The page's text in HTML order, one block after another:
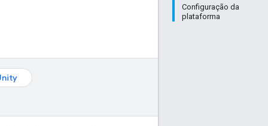
Configuração da
plataforma